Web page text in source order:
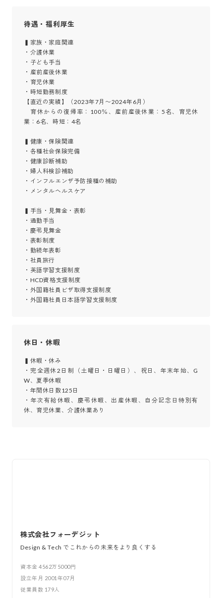
待遇・福利厚生
▍家族・家庭関連
・介護休業
・子ども手当
・産前産後休業
・育児休業
・時短勤務制度
【直近の実績】（2023年7月〜2024年6月）
育休からの復帰率：100％、産前産後休業：5名、育児休
業：6名、時短：4名
▍健康・保険関連
・各種社会保険完備
・健康診断補助
・婦人科検診補助
・インフルエンザ予防接種の補助
・メンタルヘルスケア
▍手当・見舞金・表彰
・通勤手当
・慶弔見舞金
・表彰制度
・勤続年表彰
・社員旅行
・英語学習支援制度
・HCD資格支援制度
・外国籍社員ビザ取得支援制度
・外国籍社員日本語学習支援制度
休日・休暇
▍休暇・休み
・完全週休2日制（土曜日・日曜日）、祝日、年末年始、G
W、夏季休暇
・年間休日数125日
・年次有給休暇、慶弔休暇、出産休暇、自分記念日特別有
休、育児休業、介護休業あり
株式会社フォーデジット
Design & Tech でこれからの未来をより良くする
資本金4562万5000円
設立年月 2001年07月
従業員数 179人